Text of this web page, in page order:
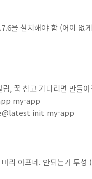
을 설치해야 함 (어이 없
, 꾹 참고 기다리면 만들어
my-app
init my-app
리 아프네. 안되는거 투성